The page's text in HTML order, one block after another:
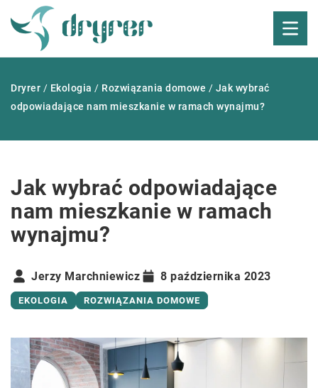
Dryrer / Ekologia / Rozwiązania domowe / Jak wybrać
odpowiadające nam mieszkanie w ramach wynajmu?
Jak wybrać odpowiadające
nam mieszkanie w ramach
wynajmu?
Jerzy Marchniewicz 8 października 2023
EKOLOGIA ROZWIĄZANIA DOMOWE